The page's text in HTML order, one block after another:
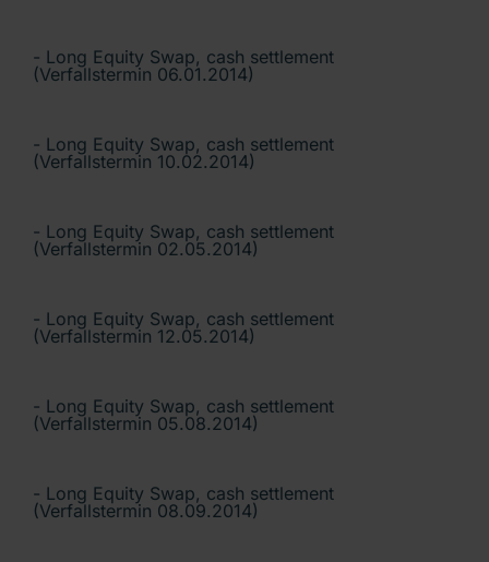
- Long Equity Swap, cash settlement
(Verfallstermin 06.01.2014)
- Long Equity Swap, cash settlement
(Verfallstermin 10.02.2014)
- Long Equity Swap, cash settlement
(Verfallstermin 02.05.2014)
- Long Equity Swap, cash settlement
(Verfallstermin 12.05.2014)
- Long Equity Swap, cash settlement
(Verfallstermin 05.08.2014)
- Long Equity Swap, cash settlement
(Verfallstermin 08.09.2014)